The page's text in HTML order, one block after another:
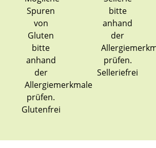
Glutenfrei
Selleriefrei